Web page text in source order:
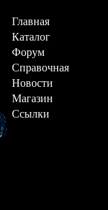
Главная
Каталог
Форум
Справочная
Новости
Магазин
Ссылки